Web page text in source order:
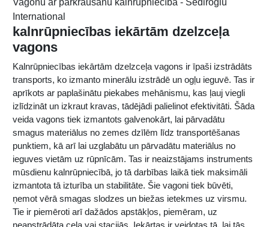
Vagonu ar pārkraušanu kalnrūpniecībā - Sediroglu
International
kalnrūpniecības iekārtām dzelzceļa
vagons
Kalnrūpniecības iekārtām dzelzceļa vagons ir īpaši izstrādāts
transports, ko izmanto minerālu izstrādē un ogļu ieguvē. Tas ir
aprīkots ar paplašinātu piekabes mehānismu, kas ļauj viegli
izlīdzināt un izkraut kravas, tādējādi palielinot efektivitāti. Šāda
veida vagons tiek izmantots galvenokārt, lai pārvadātu
smagus materiālus no zemes dzīlēm līdz transportēšanas
punktiem, kā arī lai uzglabātu un pārvadātu materiālus no
ieguves vietām uz rūpnīcām. Tas ir neaizstājams instruments
mūsdienu kalnrūpniecībā, jo tā darbības laikā tiek maksimāli
izmantota tā izturība un stabilitāte. Šie vagoni tiek būvēti,
ņemot vērā smagas slodzes un biežas ietekmes uz virsmu.
Tie ir piemēroti arī dažādos apstākļos, piemēram, uz